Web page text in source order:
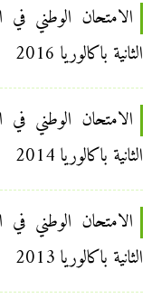
الامتحان الوطني في
الثانية باكالوريا 2016
الامتحان الوطني في
الثانية باكالوريا 2014
الامتحان الوطني في
الثانية باكالوريا 2013